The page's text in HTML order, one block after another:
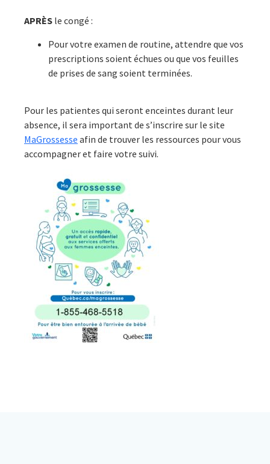
APRÈS le congé :
Pour votre examen de routine, attendre que vos
prescriptions soient échues ou que vos feuilles
de prises de sang soient terminées.
Pour les patientes qui seront enceintes durant leur
absence, il sera important de s’inscrire sur le site
MaGrossesse afin de trouver les ressources pour vous
accompagner et faire votre suivi.